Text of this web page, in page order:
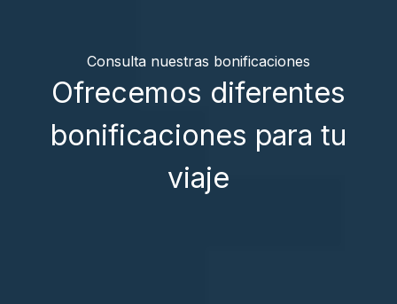
Consulta nuestras bonificaciones
Ofrecemos diferentes
bonificaciones para tu
viaje